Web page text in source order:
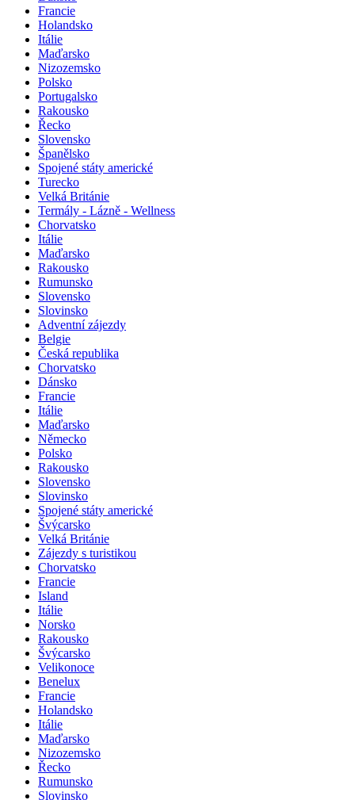
Francie
Holandsko
Itálie
Maďarsko
Nizozemsko
Polsko
Portugalsko
Rakousko
Řecko
Slovensko
Španělsko
Spojené státy americké
Turecko
Velká Británie
Termály - Lázně - Wellness
Chorvatsko
Itálie
Maďarsko
Rakousko
Rumunsko
Slovensko
Slovinsko
Adventní zájezdy
Belgie
Česká republika
Chorvatsko
Dánsko
Francie
Itálie
Maďarsko
Německo
Polsko
Rakousko
Slovensko
Slovinsko
Spojené státy americké
Švýcarsko
Velká Británie
Zájezdy s turistikou
Chorvatsko
Francie
Island
Itálie
Norsko
Rakousko
Švýcarsko
Velikonoce
Benelux
Francie
Holandsko
Itálie
Maďarsko
Nizozemsko
Řecko
Rumunsko
Slovinsko